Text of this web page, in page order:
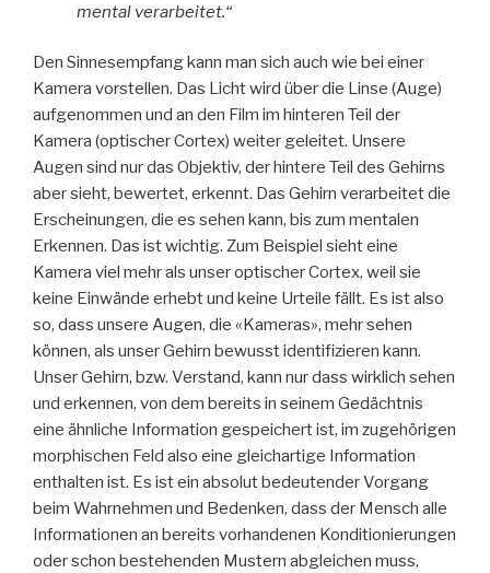
mental verarbeitet.“
Den Sinnesempfang kann man sich auch wie bei einer
Kamera vorstellen. Das Licht wird über die Linse (Auge)
aufgenommen und an den Film im hinteren Teil der
Kamera (optischer Cortex) weiter geleitet. Unsere
Augen sind nur das Objektiv, der hintere Teil des Gehirns
aber sieht, bewertet, erkennt. Das Gehirn verarbeitet die
Erscheinungen, die es sehen kann, bis zum mentalen
Erkennen. Das ist wichtig. Zum Beispiel sieht eine
Kamera viel mehr als unser optischer Cortex, weil sie
keine Einwände erhebt und keine Urteile fällt. Es ist also
so, dass unsere Augen, die «Kameras», mehr sehen
können, als unser Gehirn bewusst identifizieren kann.
Unser Gehirn, bzw. Verstand, kann nur dass wirklich sehen
und erkennen, von dem bereits in seinem Gedächtnis
eine ähnliche Information gespeichert ist, im zugehörigen
morphischen Feld also eine gleichartige Information
enthalten ist. Es ist ein absolut bedeutender Vorgang
beim Wahrnehmen und Bedenken, dass der Mensch alle
Informationen an bereits vorhandenen Konditionierungen
oder schon bestehenden Mustern abgleichen muss,